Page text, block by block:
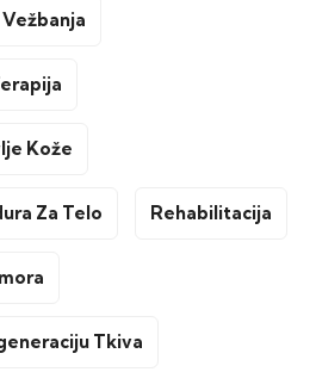
Kože
Za Telo Rehabilitacija
Tkiva